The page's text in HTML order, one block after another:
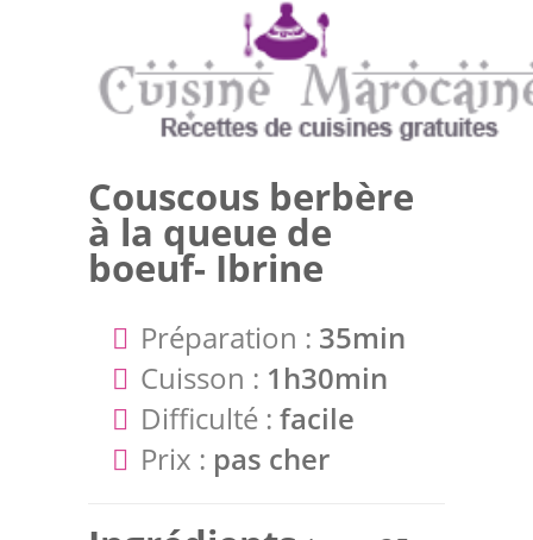
Couscous berbère
à la queue de
boeuf- Ibrine
Préparation : 35min
Cuisson : 1h30min
Difficulté : facile
Prix : pas cher